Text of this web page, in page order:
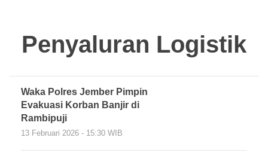
Penyaluran Logistik
Waka Polres Jember Pimpin
Evakuasi Korban Banjir di
Rambipuji
13 Februari 2026 - 15:30 WIB